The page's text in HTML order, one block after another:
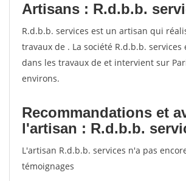
Artisans : R.d.b.b.
R.d.b.b. services est un artisan qui
travaux de . La société R.d.b.b. services
dans les travaux de et intervient sur
environs.
Recommandations et
l'artisan : R.d.b.b.
L'artisan R.d.b.b. services n'a pas
témoignages